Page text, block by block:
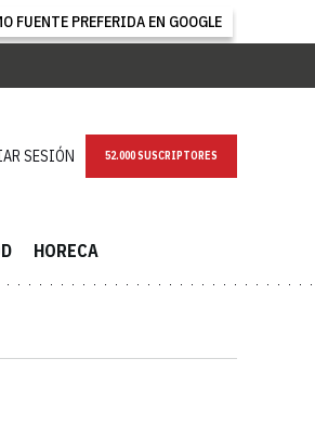
FUENTE PREFERIDA EN GOOGLE
SESIÓN NEWSLETTER
HORECA